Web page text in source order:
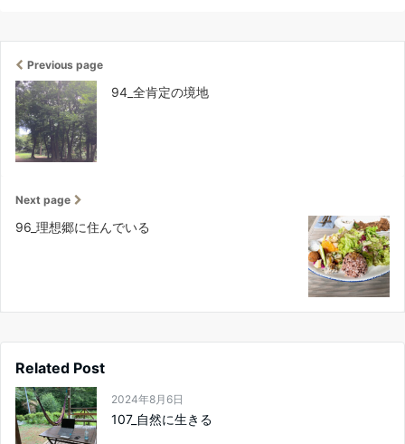
Previous page
94_全肯定の境地
Next page
96_理想郷に住んでいる
Related Post
2024年8月6日
107_自然に生きる